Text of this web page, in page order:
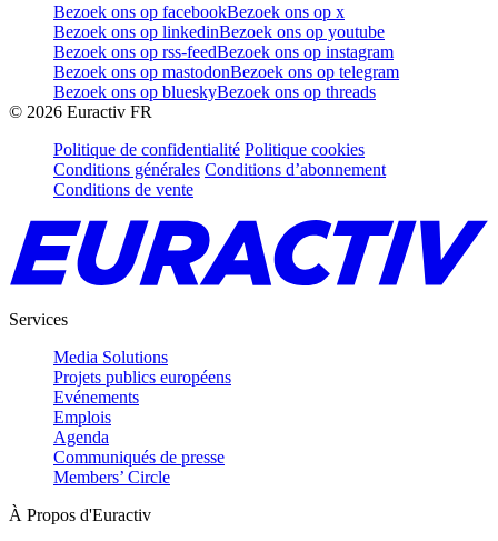
Bezoek ons op facebookBezoek ons op x
Bezoek ons op linkedinBezoek ons op youtube
Bezoek ons op rss-feedBezoek ons op instagram
Bezoek ons op mastodonBezoek ons op telegram
Bezoek ons op blueskyBezoek ons op threads
© 2026 Euractiv FR
Politique de confidentialité Politique cookies
Conditions générales Conditions d’abonnement
Conditions de vente
Services
Media Solutions
Projets publics européens
Evénements
Emplois
Agenda
Communiqués de presse
Members’ Circle
À Propos d'Euractiv